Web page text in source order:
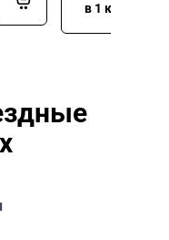
в 1 клик